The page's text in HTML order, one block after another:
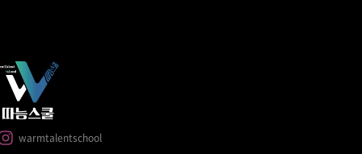
warmtalentschool